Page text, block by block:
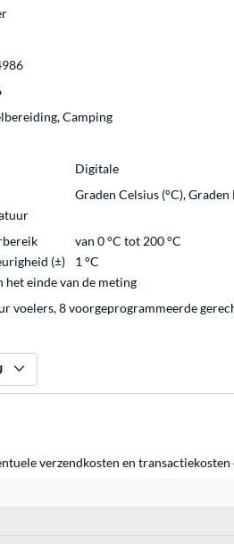
Camping
Digitale
Graden Celsius (°C),
van 0 °C tot 200 °C
(±)
1 °C
het einde van de meting
voelers, 8 voorgeprogrammeerde
verzendkosten en